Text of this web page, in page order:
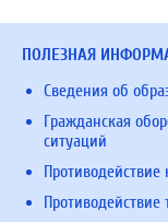
ПОЛЕЗНАЯ
Сведения об
Гражданская
ситуаций
Противодействие